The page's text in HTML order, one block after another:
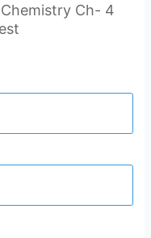
Ch- 4